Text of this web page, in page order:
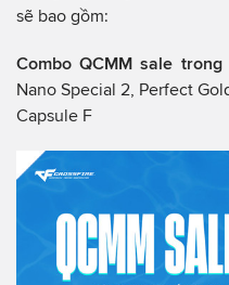
sẽ bao gồm:
Combo QCMM sale trong
Nano Special 2, Perfect
Capsule F